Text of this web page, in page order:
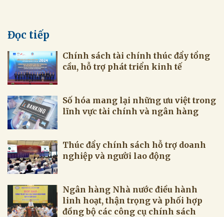
Đọc tiếp
Chính sách tài chính thúc đẩy tổng
cầu, hỗ trợ phát triển kinh tế
Số hóa mang lại những ưu việt trong
lĩnh vực tài chính và ngân hàng
Thúc đẩy chính sách hỗ trợ doanh
nghiệp và người lao động
Ngân hàng Nhà nước điều hành
linh hoạt, thận trọng và phối hợp
đồng bộ các công cụ chính sách